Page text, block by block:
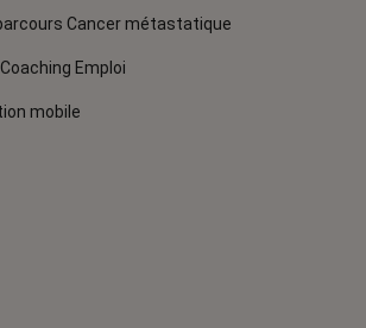
Cancer métastatique
Emploi
mobile